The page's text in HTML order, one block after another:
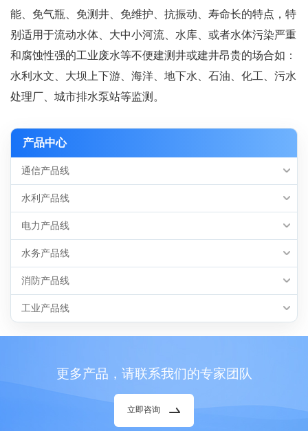
能、免气瓶、免测井、免维护、抗振动、寿命长的特点，特
别适用于流动水体、大中小河流、水库、或者水体污染严重
和腐蚀性强的工业废水等不便建测井或建井昂贵的场合如：
水利水文、大坝上下游、海洋、地下水、石油、化工、污水
处理厂、城市排水泵站等监测。
产品中心
通信产品线
水利产品线
电力产品线
水务产品线
消防产品线
工业产品线
更多产品，请联系我们的专家团队
立即咨询